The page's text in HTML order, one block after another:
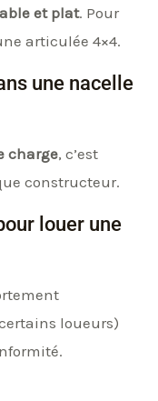
et plat. Pour
articulée 4×4.
une nacelle
charge, c’est
constructeur.
louer une
loueurs)